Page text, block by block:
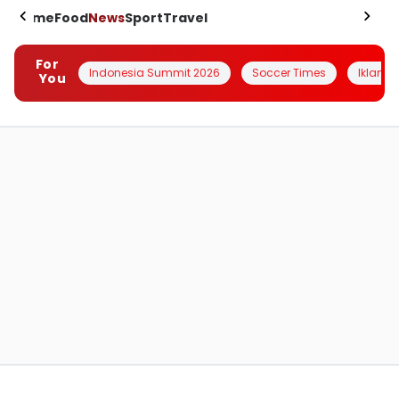
HomeFoodNewsSportTravel
For
You
Indonesia Summit 2026 Soccer Times Iklanin